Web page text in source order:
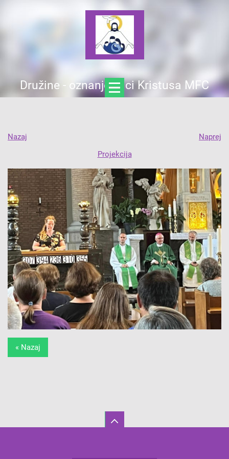
Družine - oznanjevalci Kristusa MFC
Nazaj
Naprej
Projekcija
« Nazaj